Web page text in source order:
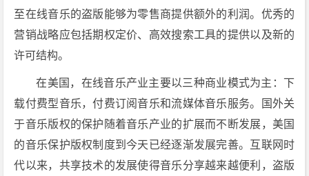
至在线音乐的盗版能够为零售商提供额外的利润。优秀的
营销战略应包括期权定价、高效搜索工具的提供以及新的
许可结构。
在美国，在线音乐产业主要以三种商业模式为主：下
载付费型音乐，付费订阅音乐和流媒体音乐服务。国外关
于音乐版权的保护随着音乐产业的扩展而不断发展，美国
的音乐保护版权制度到今天已经逐渐发展完善。互联网时
代以来，共享技术的发展使得音乐分享越来越便利，盗版